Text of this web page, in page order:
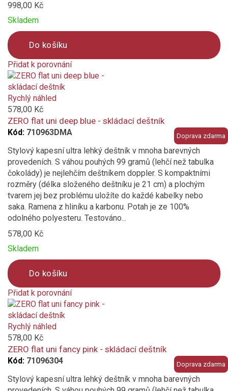
998,00 Kč
Skladem
Do košíku
Přidat k porovnání
Product
is
added
to
compare
Doprava zdarma
Rychlý náhled
578,00 Kč
ZERO flat uni deep blue - skládací deštník
Kód: 710963DMA
Stylový kapesní ultra lehký deštník v mnoha barevných
provedeních. S váhou pouhých 99 gramů (lehčí než tabulka
čokolády) je nejlehčím deštníkem doppler. S kompaktními
rozměry (délka složeného deštníku je 21 cm) a plochým
tvarem jej bez problému uložíte do každé kabelky nebo
saka. Ramena z hliníku a karbonu. Potah je ze 100%
odolného polyesteru. Testováno...
578,00 Kč
Skladem
Do košíku
Přidat k porovnání
Product
is
added
to
compare
Doprava zdarma
Rychlý náhled
578,00 Kč
ZERO flat uni fancy pink - skládací deštník
Kód: 71096304
Stylový kapesní ultra lehký deštník v mnoha barevných